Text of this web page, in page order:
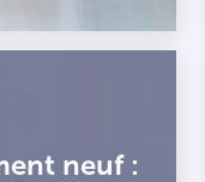
neuf :